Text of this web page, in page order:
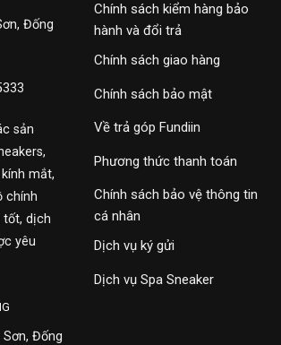
Đống
sản
mắt,
chính
tốt, dịch
yêu
Chính sách kiểm hàng bảo
hành và đổi trả
Chính sách giao hàng
Chính sách bảo mật
Về trả góp Fundiin
Phương thức thanh toán
Chính sách bảo vệ thông tin
cá nhân
Dịch vụ ký gửi
Dịch vụ Spa Sneaker
Sơn, Đống